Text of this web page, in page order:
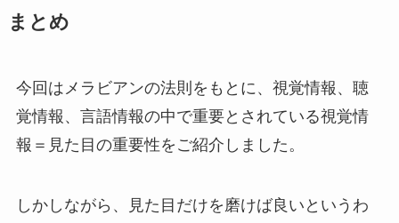
まとめ
今回はメラビアンの法則をもとに、視覚情報、聴
覚情報、言語情報の中で重要とされている視覚情
報＝見た目の重要性をご紹介しました。
しかしながら、見た目だけを磨けば良いというわ